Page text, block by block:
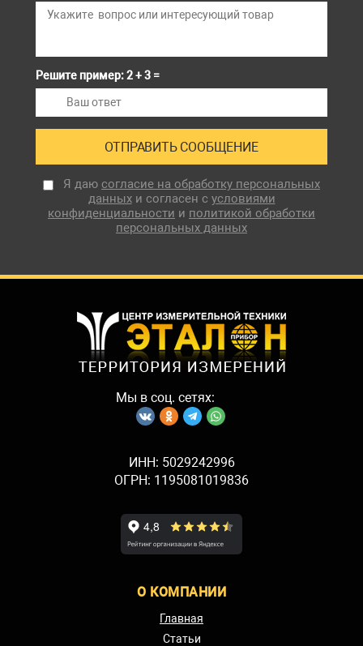
(60В/0,5А)
Решите пример: 2 + 3 =
Я даю согласие на обработку персональных
данныхи согласен с условиями
конфиденциальности и политикой обработки
персональных данных
Мы в соц. сетях:
ИНН: 5029242996
ОГРН: 1195081019836
О КОМПАНИИ
Главная
Статьи